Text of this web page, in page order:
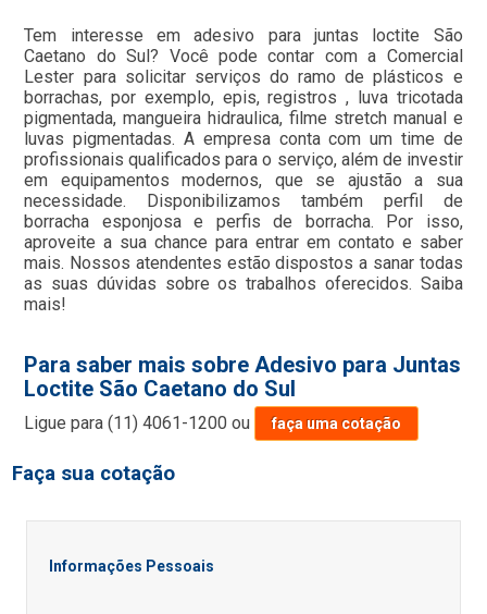
Tem interesse em adesivo para juntas loctite São
Caetano do Sul? Você pode contar com a Comercial
Lester para solicitar serviços do ramo de plásticos e
borrachas, por exemplo, epis, registros , luva tricotada
pigmentada, mangueira hidraulica, filme stretch manual e
luvas pigmentadas. A empresa conta com um time de
profissionais qualificados para o serviço, além de investir
em equipamentos modernos, que se ajustão a sua
necessidade. Disponibilizamos também perfil de
borracha esponjosa e perfis de borracha. Por isso,
aproveite a sua chance para entrar em contato e saber
mais. Nossos atendentes estão dispostos a sanar todas
as suas dúvidas sobre os trabalhos oferecidos. Saiba
mais!
Para saber mais sobre Adesivo para Juntas
Loctite São Caetano do Sul
Ligue para(11) 4061-1200 ou faça uma cotação
Faça sua cotação
Informações Pessoais